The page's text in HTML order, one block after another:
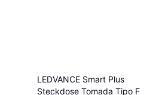
LEDVANCE Smart Plus
Steckdose Tomada Tipo F